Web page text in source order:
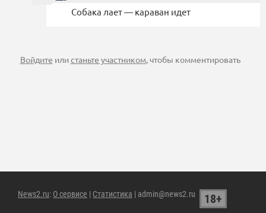
Собака лает — караван идет
Войдите илистаньте участником, чтобы комментировать
News2.ru: О сервисе | Статистика | admin@news2.ru 18+